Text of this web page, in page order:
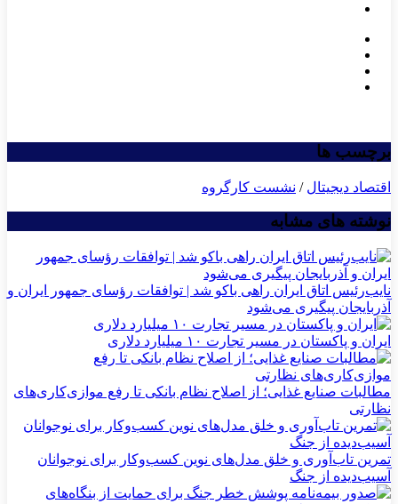
برچسب ها
اقتصاد دیجیتال / نشست کارگروه
نوشته های مشابه
نایب‌رئیس اتاق ایران راهی باکو شد | توافقات رؤسای جمهور ایران و
آذربایجان پیگیری می‌شود
ایران و پاکستان در مسیر تجارت ۱۰ میلیارد دلاری
مطالبات صنایع غذایی؛ از اصلاح نظام بانکی تا رفع موازی‌کاری‌های
نظارتی
تمرین تاب‌آوری و خلق مدل‌های نوین کسب‌وکار برای نوجوانان
آسیب‌دیده از جنگ